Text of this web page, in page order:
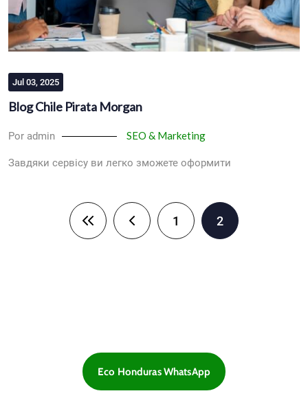
Jul 03, 2025
Blog Chile Pirata Morgan
Por admin SEO & Marketing
Завдяки сервісу ви легко зможете оформити
Paginación
Primera páginaPágina anterior
1 2
Eco Honduras WhatsApp